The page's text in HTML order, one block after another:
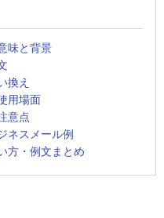
味と背景
換え
用場面
意点
ネスメール例
方・例文まとめ